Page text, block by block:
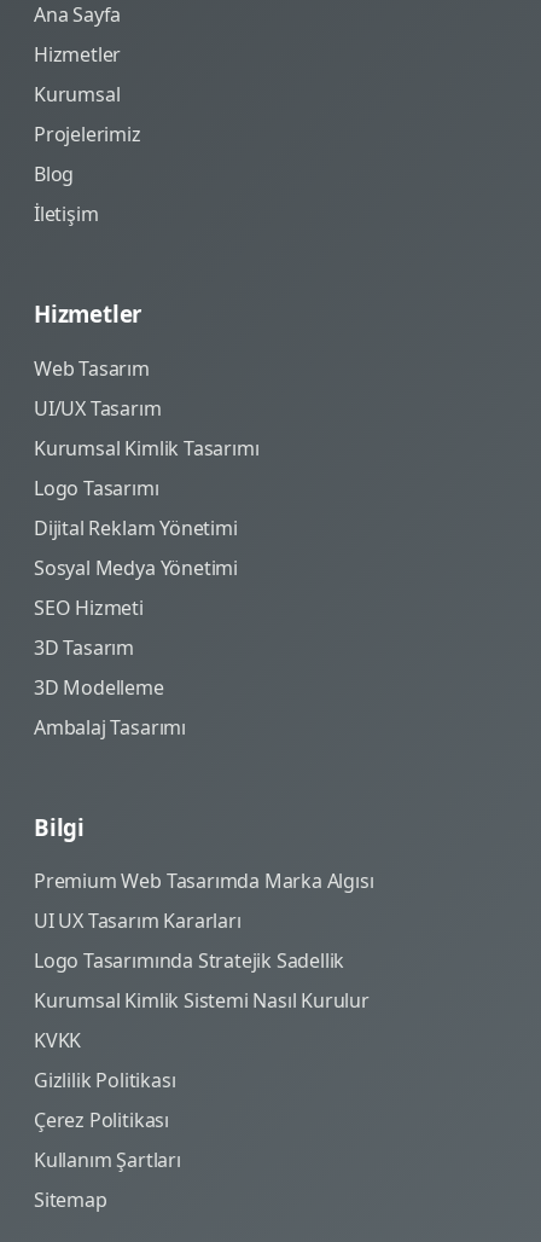
Ana Sayfa
Hizmetler
Kurumsal
Projelerimiz
Blog
İletişim
Hizmetler
Web Tasarım
UI/UX Tasarım
Kurumsal Kimlik Tasarımı
Logo Tasarımı
Dijital Reklam Yönetimi
Sosyal Medya Yönetimi
SEO Hizmeti
3D Tasarım
3D Modelleme
Ambalaj Tasarımı
Bilgi
Premium Web Tasarımda Marka Algısı
UI UX Tasarım Kararları
Logo Tasarımında Stratejik Sadellik
Kurumsal Kimlik Sistemi Nasıl Kurulur
KVKK
Gizlilik Politikası
Çerez Politikası
Kullanım Şartları
Sitemap